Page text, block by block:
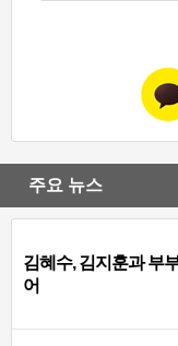
주요 뉴스
김혜수, 김지훈과 부
어